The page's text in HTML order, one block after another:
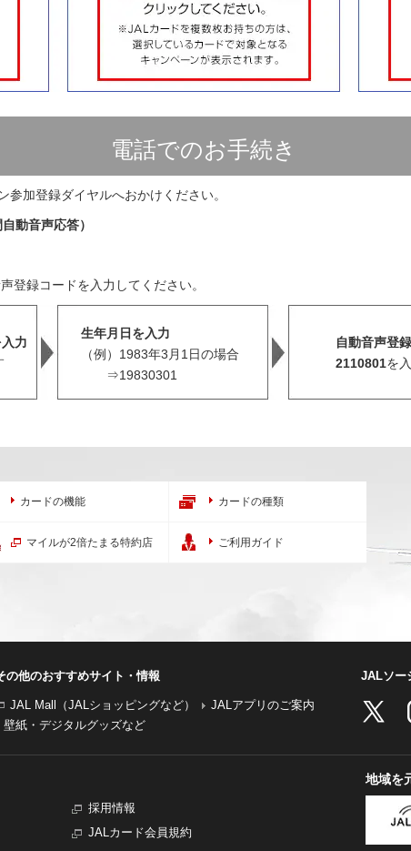
電話でのお手続き
加登録ダイヤルへおかけください。
動音声応答）
登録コードを入力してください。
力
生年月日を入力
（例）1983年3月1日の場合
⇒19830301
自動音声登
2110801を
カードの機能 カードの種類
マイルが2倍たまる特約店 ご利用ガイド
の他のおすすめサイト・情報
JAL Mall（JALショッピングなど）
JALアプリのご案内
壁紙・デジタルグッズなど
JALソー
採用情報
JALカード会員規約
地域を